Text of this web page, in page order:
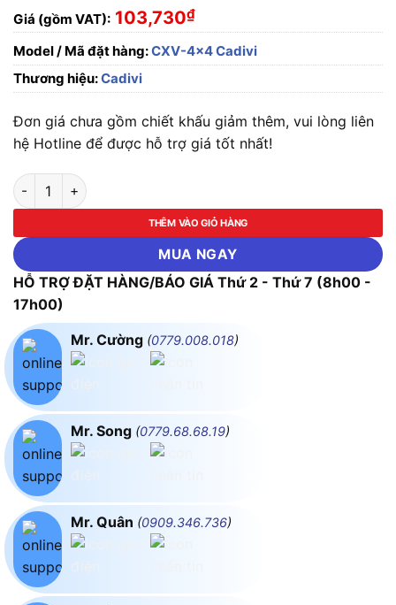
Giá (gồm VAT): 103,730₫
Model / Mã đặt hàng:CXV-4x4 Cadivi
Thương hiệu:Cadivi
Đơn giá chưa gồm chiết khấu giảm thêm, vui lòng liên
hệ Hotline để được hỗ trợ giá tốt nhất!
Dây Cáp Điện Cadivi Cu/XLPE/PVC CXV-4x4 (4X7/0.85) -
THÊM VÀO GIỎ HÀNG
MUA NGAY
HỖ TRỢ ĐẶT HÀNG/BÁO GIÁ Thứ 2 - Thứ 7 (8h00 -
17h00)
Mr. Cường (0779.008.018)
Mr. Song (0779.68.68.19)
Mr. Quân (0909.346.736)